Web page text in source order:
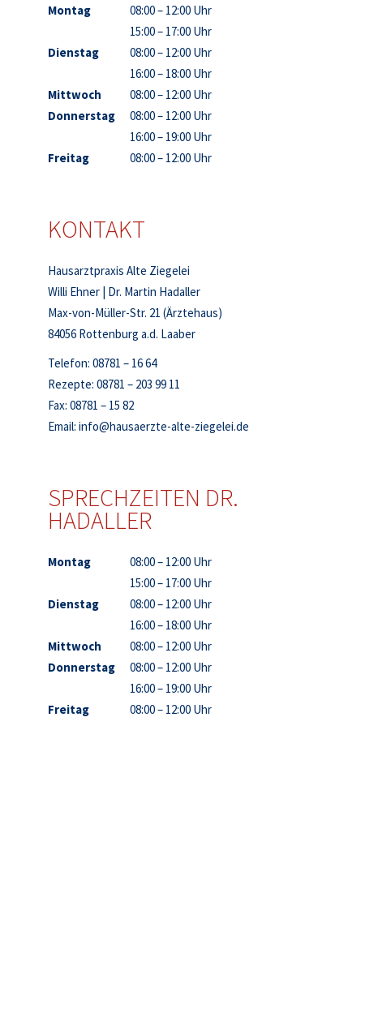
Montag
08:00 – 12:00 Uhr
15:00 – 17:00 Uhr
Dienstag
08:00 – 12:00 Uhr
16:00 – 18:00 Uhr
Mittwoch
08:00 – 12:00 Uhr
Donnerstag
08:00 – 12:00 Uhr
16:00 – 19:00 Uhr
Freitag
08:00 – 12:00 Uhr
KONTAKT
Hausarztpraxis Alte Ziegelei
Willi Ehner | Dr. Martin Hadaller
Max-von-Müller-Str. 21 (Ärztehaus)
84056 Rottenburg a.d. Laaber
Telefon: 08781 – 16 64
Rezepte: 08781 – 203 99 11
Fax: 08781 – 15 82
Email: info@hausaerzte-alte-ziegelei.de
SPRECHZEITEN DR.
HADALLER
Montag
08:00 – 12:00 Uhr
15:00 – 17:00 Uhr
Dienstag
08:00 – 12:00 Uhr
16:00 – 18:00 Uhr
Mittwoch
08:00 – 12:00 Uhr
Donnerstag
08:00 – 12:00 Uhr
16:00 – 19:00 Uhr
Freitag
08:00 – 12:00 Uhr